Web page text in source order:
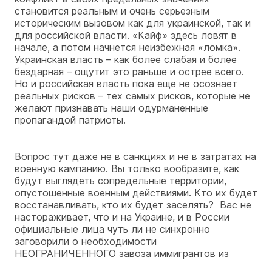
становится реальным и очень серьезным
историческим вызовом как для украинской, так и
для российской власти. «Кайф» здесь ловят в
начале, а потом начнется неизбежная «ломка».
Украинская власть – как более слабая и более
бездарная – ощутит это раньше и острее всего.
Но и российская власть пока еще не осознает
реальных рисков – тех самых рисков, которые не
желают признавать наши одурманенные
пропагандой патриоты.
Вопрос тут даже не в санкциях и не в затратах на
военную кампанию. Вы только вообразите, как
будут выглядеть сопредельные территории,
опустошенные военным действиями. Кто их будет
восстанавливать, кто их будет заселять? Вас не
настораживает, что и на Украине, и в России
официальные лица чуть ли не синхронно
заговорили о необходимости
НЕОГРАНИЧЕННОГО завоза иммигрантов из